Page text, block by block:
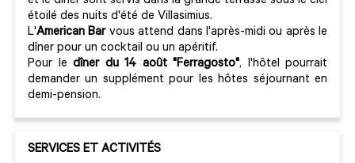
étoilé des nuits d'été de Villasimius.
L'American Barvous attend dans l'après-midi ou après le
dîner pour un cocktail ou un apéritif.
Pour le dîner du 14 août "Ferragosto", l'hôtel pourrait
demander un supplément pour les hôtes séjournant en
demi-pension.
SERVICES ET ACTIVITÉS